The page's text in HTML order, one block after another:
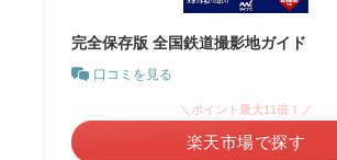
完全保存版 全国鉄道撮影地ガイド
口コミを見る
＼ポイント最大11倍！／
楽天市場で探す